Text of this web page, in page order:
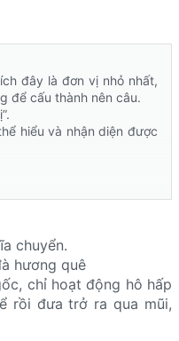
đây là đơn vị nhỏ nhất,
để cấu thành nên câu.
hiểu và nhận diện được
vừa đưa ra từ đồng
ra từ đồng nghĩa.
chuyển.
hương quê
chỉ hoạt động hô hấp
rồi đưa trở ra qua mũi,